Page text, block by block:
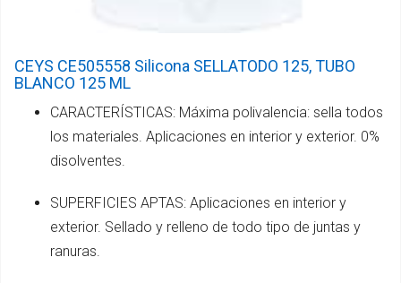
CEYS CE505558 Silicona SELLATODO 125, TUBO
BLANCO 125 ML
CARACTERÍSTICAS: Máxima polivalencia: sella todos
los materiales. Aplicaciones en interior y exterior. 0%
disolventes.
SUPERFICIES APTAS: Aplicaciones en interior y
exterior. Sellado y relleno de todo tipo de juntas y
ranuras.